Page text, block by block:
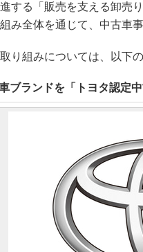
する「販売を支える卸売
み全体を通じて、中古車
り組みについては、以下の
ブランドを「トヨタ認定